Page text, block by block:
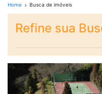
Home Busca de imóveis
Refine sua